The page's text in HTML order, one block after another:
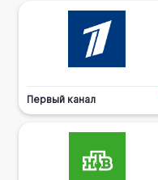
Первый канал